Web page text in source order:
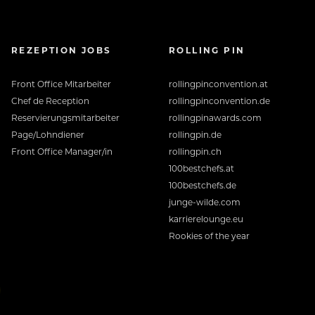
REZEPTION JOBS
Front Office Mitarbeiter
Chef de Reception
Reservierungsmitarbeiter
Page/Lohndiener
Front Office Manager/in
ROLLING PIN
rollingpinconvention.at
rollingpinconvention.de
rollingpinawards.com
rollingpin.de
rollingpin.ch
100bestchefs.at
100bestchefs.de
junge-wilde.com
karrierelounge.eu
Rookies of the year